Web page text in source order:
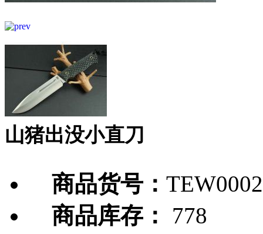
山猪出没小直刀
商品货号：
商品库存：
778